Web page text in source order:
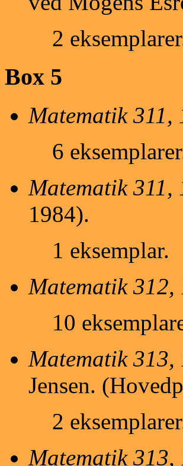
2
Box 5
Matematik 311,
6
Matematik 311,
1984).
1 eksemplar.
Matematik 312,
10
Matematik 313,
Jensen.
2
Matematik 313,